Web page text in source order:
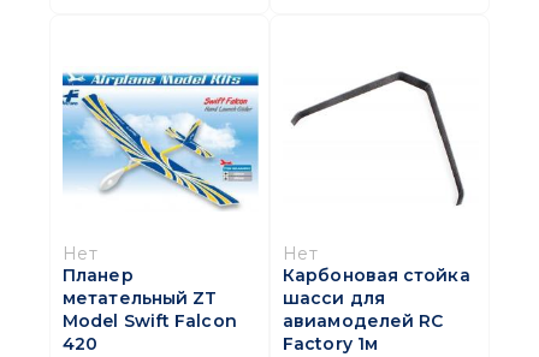
Нет
Планер
метательный ZT
Model Swift Falcon
420
Нет
Карбоновая стойка
шасси для
авиамоделей RC
Factory 1м